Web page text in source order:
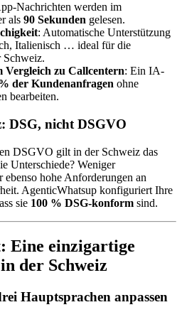
Nachrichten werden im
als 90 Sekunden gelesen.
: Automatische Unterstützung
Italienisch … ideal für die
Schweiz.
Vergleich zu Callcentern: Ein IA-
der Kundenanfragen ohne
bearbeiten.
DSG, nicht DSGVO
DSGVO gilt in der Schweiz das
Unterschiede? Weniger
hohe Anforderungen an
AgenticWhatsup konfiguriert Ihre
sie 100 % DSG-konform sind.
Eine einzigartige
der Schweiz
Hauptsprachen anpassen